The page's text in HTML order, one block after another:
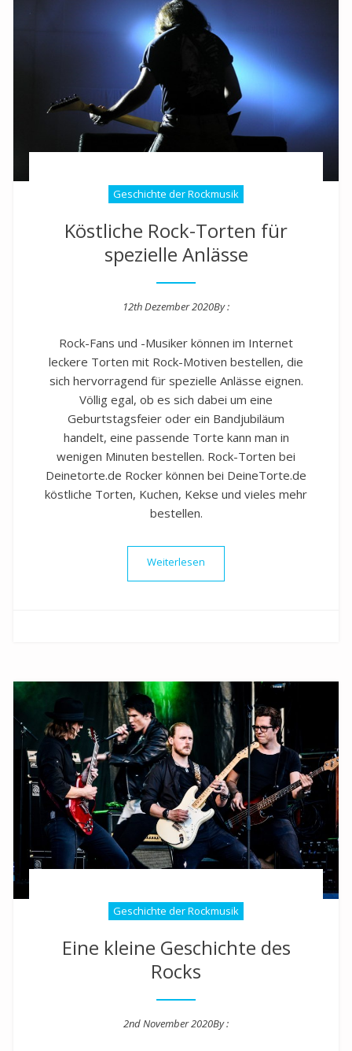
Geschichte der Rockmusik
Köstliche Rock-Torten für
spezielle Anlässe
12th Dezember 2020By :
Rock-Fans und -Musiker können im Internet
leckere Torten mit Rock-Motiven bestellen, die
sich hervorragend für spezielle Anlässe eignen.
Völlig egal, ob es sich dabei um eine
Geburtstagsfeier oder ein Bandjubiläum
handelt, eine passende Torte kann man in
wenigen Minuten bestellen. Rock-Torten bei
Deinetorte.de Rocker können bei DeineTorte.de
köstliche Torten, Kuchen, Kekse und vieles mehr
bestellen.
Geschichte der Rockmusik
Eine kleine Geschichte des
Rocks
2nd November 2020By :